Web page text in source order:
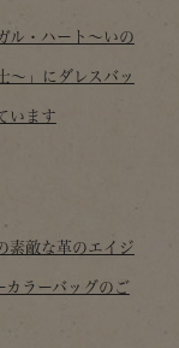
ル・ハート～いの
～」にダレスバッ
います
素敵な革のエイジ
カラーバッグのご